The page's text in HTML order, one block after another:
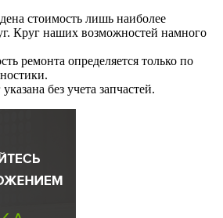
стоимость лишь наиболее
Круг наших возможностей намного
ремонта определяется только по
без учета запчастей.